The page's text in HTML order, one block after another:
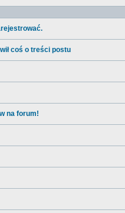
coś o treści postu
na forum!